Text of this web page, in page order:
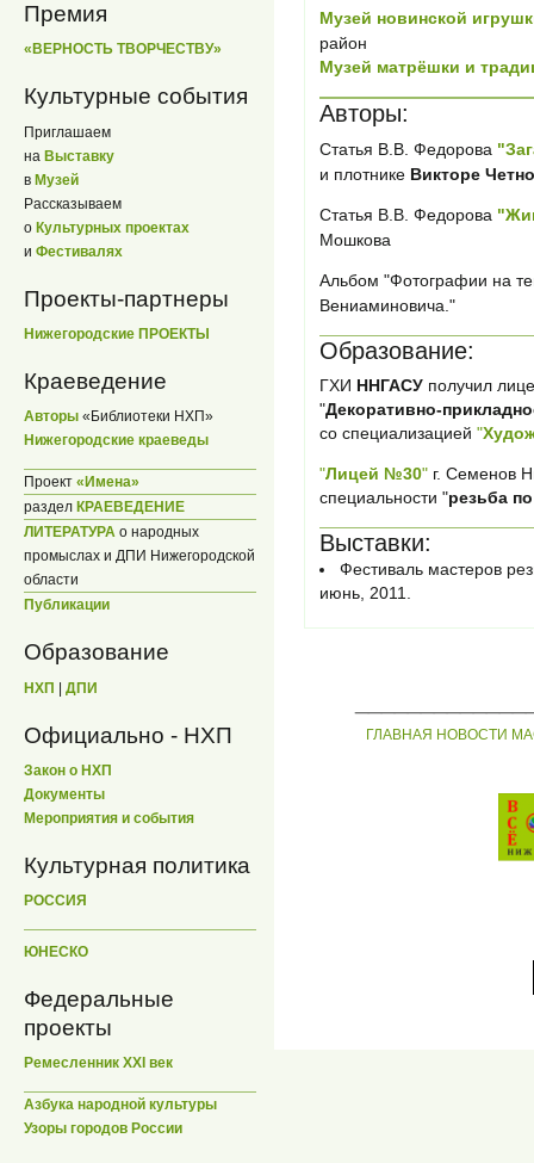
Премия
«ВЕРНОСТЬ ТВОРЧЕСТВУ»
Культурные события
Приглашаем
на Выставку
в Музей
Рассказываем
о Культурных проектах
и Фестивалях
Проекты-партнеры
Нижегородские ПРОЕКТЫ
Краеведение
Авторы «Библиотеки НХП»
Нижегородские краеведы
Проект «Имена»
раздел КРАЕВЕДЕНИЕ
ЛИТЕРАТУРА о народных
промыслах и ДПИ Нижегородской
области
Публикации
Образование
НХП | ДПИ
Официально - НХП
Закон о НХП
Документы
Мероприятия и события
Культурная политика
РОССИЯ
ЮНЕСКО
Федеральные
проекты
Ремесленник XXI век
Азбука народной культуры
Узоры городов России
Музей новинской
район
Музей матрёшки и
Авторы:
Статья В.В. Федорова
и плотнике Викторе
Статья В.В. Федорова
Мошкова
Альбом "Фотографии на
Вениаминовича."
Образование:
ГХИ ННГАСУ получил
"Декоративно-
со специализацией "
"Лицей №30" г. Семенов
специальности "резьба
Выставки:
Фестиваль мастеров
июнь, 2011.
ГЛАВНАЯ НОВОСТИ